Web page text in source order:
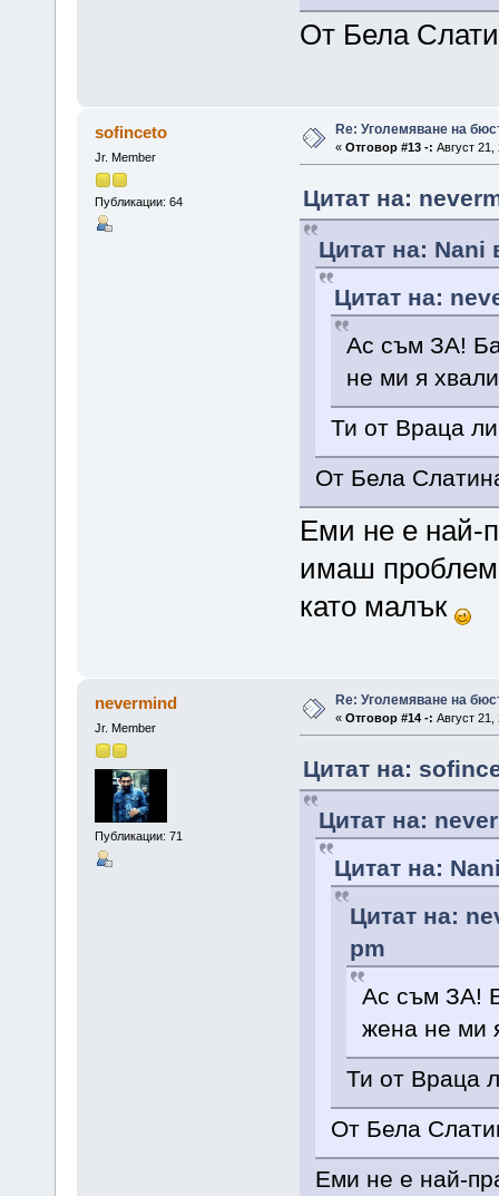
От Бела
sofinceto
Jr. Member
Публикации: 64
Re: Уголемяване на
« Отговор #13 -: Август
Цитат на:
Цитат на: Nani
Цитат на:
Ас съм ЗА!
не ми я
Ти от Враца
От Бела
Еми не е най-
имаш
като малък
nevermind
Jr. Member
Публикации: 71
Re: Уголемяване на
« Отговор #14 -: Август
Цитат на:
Цитат на:
Цитат на:
Цитат на:
pm
Ас съм ЗА!
жена не ми
Ти от Враца
От Бела
Еми не е най-